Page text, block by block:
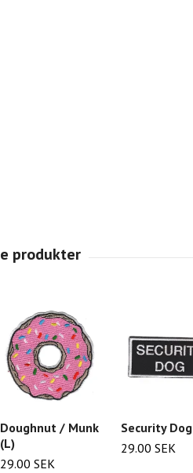
Doughnut / Munk
(L)
29.00 SEK
Security Dog
29.00 SEK